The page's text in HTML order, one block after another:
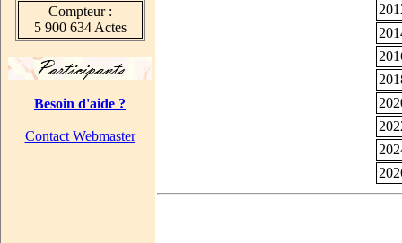
Compteur :
5 900 634 Actes
Besoin d'aide ?
Contact Webmaster